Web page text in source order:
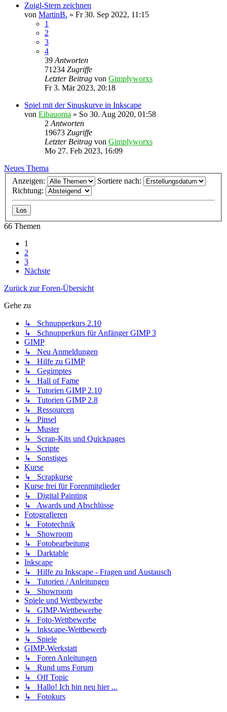
Zoigl-Stern zeichnen
von MartinB. » Fr 30. Sep 2022, 11:15
1
2
3
4
39 Antworten
71234 Zugriffe
Letzter Beitrag von Gimplyworxs
Fr 3. Mär 2023, 20:18
Spiel mit der Sinuskurve in Inkscape
von Eibauoma » So 30. Aug 2020, 01:58
2 Antworten
19673 Zugriffe
Letzter Beitrag von Gimplyworxs
Mo 27. Feb 2023, 16:09
Neues Thema
Anzeigen:
Sortiere nach:
Richtung:
66 Themen
1
2
3
Nächste
Zurück zur Foren-Übersicht
Gehe zu
↳ Schnupperkurs 2.10
↳ Schnupperkurs für Anfänger GIMP 3
GIMP
↳ Neu Anmeldungen
↳ Hilfe zu GIMP
↳ Gegimptes
↳ Hall of Fame
↳ Tutorien GIMP 2.10
↳ Tutorien GIMP 2.8
↳ Ressourcen
↳ Pinsel
↳ Muster
↳ Scrap-Kits und Quickpages
↳ Scripte
↳ Sonstiges
Kurse
↳ Scrapkurse
Kurse frei für Forenmitglieder
↳ Digital Painting
↳ Awards und Abschlüsse
Fotografieren
↳ Fototechnik
↳ Showroom
↳ Fotobearbeitung
↳ Darktable
Inkscape
↳ Hilfe zu Inkscape - Fragen und Austausch
↳ Tutorien / Anleitungen
↳ Showroom
Spiele und Wettbewerbe
↳ GIMP-Wettbewerbe
↳ Foto-Wettbewerbe
↳ Inkscape-Wettbewerb
↳ Spiele
GIMP-Werkstatt
↳ Foren Anleitungen
↳ Rund ums Forum
↳ Off Topic
↳ Hallo! Ich bin neu hier ...
↳ Fotokurs